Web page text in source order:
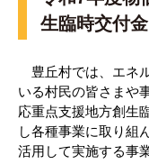
生臨時交付
豊丘村では、エネ
いる村民の皆さまや
応重点支援地方創生
し各種事業に取り組
活用して実施する事